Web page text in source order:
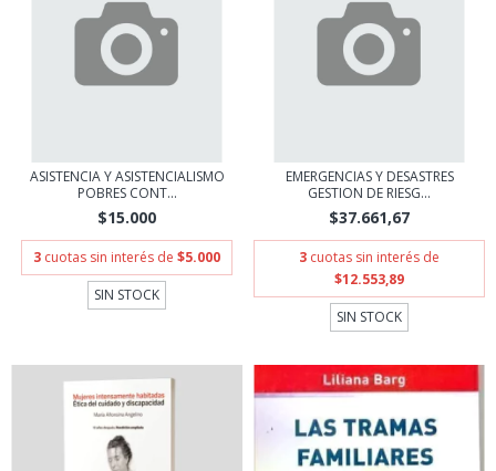
ASISTENCIA Y ASISTENCIALISMO
POBRES CONT...
$15.000
3 cuotas sin interés de $5.000
SIN STOCK
EMERGENCIAS Y DESASTRES
GESTION DE RIESG...
$37.661,67
3 cuotas sin interés de
$12.553,89
SIN STOCK